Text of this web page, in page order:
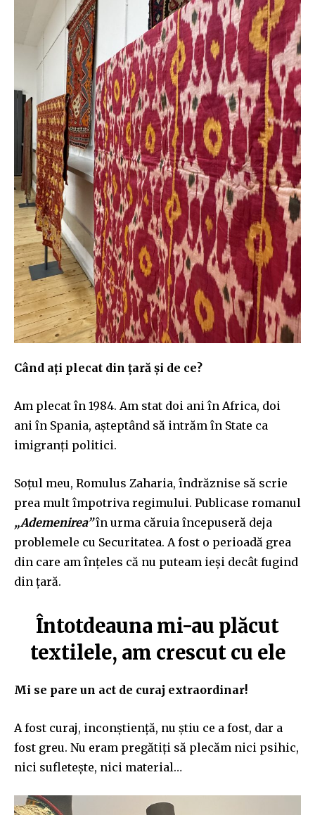
Când ați plecat din țară și de ce?
Am plecat în 1984. Am stat doi ani în Africa, doi
ani în Spania, așteptând să intrăm în State ca
imigranți politici.
Soțul meu, Romulus Zaharia, îndrăznise să scrie
prea mult împotriva regimului. Publicase romanul
„Ademenirea”în urma căruia începuseră deja
problemele cu Securitatea. A fost o perioadă grea
din care am înțeles că nu puteam ieși decât fugind
din țară.
Întotdeauna mi-au plăcut
textilele, am crescut cu ele
Mi se pare un act de curaj extraordinar!
A fost curaj, inconștiență, nu știu ce a fost, dar a
fost greu. Nu eram pregătiți să plecăm nici psihic,
nici sufletește, nici material…